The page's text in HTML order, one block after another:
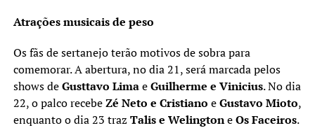
Atrações musicais de peso
Os fãs de sertanejo terão motivos de sobra para
comemorar. A abertura, no dia 21, será marcada pelos
shows deGusttavo LimaeGuilherme e Vinicius. No dia
22, o palco recebeZé Neto e Cristiano eGustavo Mioto,
enquanto o dia 23 traz Talis e WelingtoneOs Faceiros.